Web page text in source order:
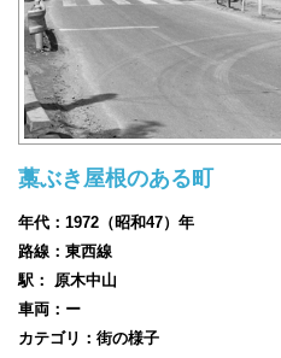
藁ぶき屋根のある町
年代：1972（昭和47）年
路線：東西線
駅： 原木中山
車両：ー
カテゴリ：街の様子